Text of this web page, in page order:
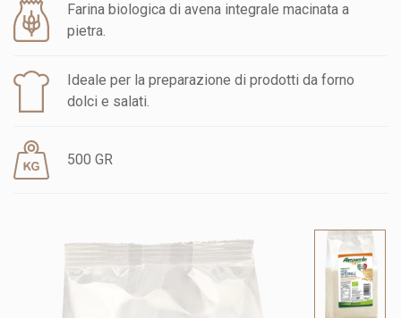
Farina biologica di avena integrale macinata a
pietra.
Ideale per la preparazione di prodotti da forno
dolci e salati.
500 GR